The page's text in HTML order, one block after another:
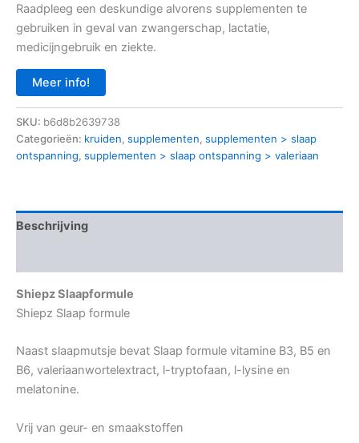
Raadpleeg een deskundige alvorens supplementen te
gebruiken in geval van zwangerschap, lactatie,
medicijngebruik en ziekte.
Meer info!
SKU: b6d8b2639738
Categorieën: kruiden, supplementen, supplementen > slaap
ontspanning, supplementen > slaap ontspanning > valeriaan
Beschrijving
Shiepz Slaapformule
Shiepz Slaap formule
Naast slaapmutsje bevat Slaap formule vitamine B3, B5 en
B6, valeriaanwortelextract, l-tryptofaan, l-lysine en
melatonine.
Vrij van geur- en smaakstoffen